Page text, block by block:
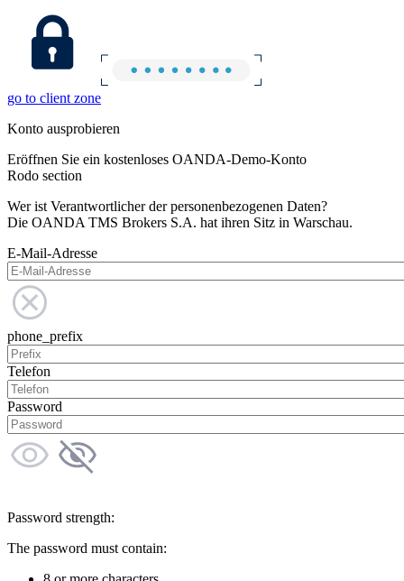
go to client zone
Konto ausprobieren
Eröffnen Sie ein kostenloses OANDA-Demo-Konto
Rodo section
Wer ist Verantwortlicher der personenbezogenen Daten?
Die OANDA TMS Brokers S.A. hat ihren Sitz in Warschau.
E-Mail-Adresse
phone_prefix
Telefon
Password
Password strength:
The password must contain: